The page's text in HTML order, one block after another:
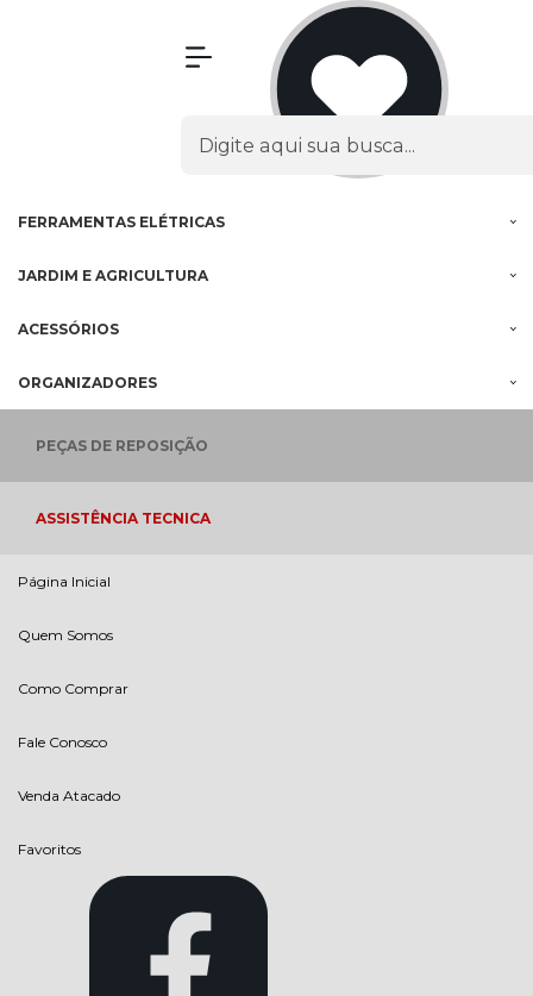
FERRAMENTAS ELÉTRICAS
JARDIM E AGRICULTURA
ACESSÓRIOS
ORGANIZADORES
PEÇAS DE REPOSIÇÃO
ASSISTÊNCIA TECNICA
Página Inicial
Quem Somos
Como Comprar
Fale Conosco
Venda Atacado
Favoritos